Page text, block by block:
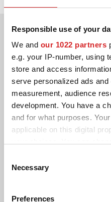
Responsible use of your
We and our 1022 partners
e.g. your IP-number, using
store and access
serve personalized ads
measurement, audience
development. You have a
and for what purposes.
applicable on this digital
the Privacy trigger icon.
Selection
Necessary
Preferences